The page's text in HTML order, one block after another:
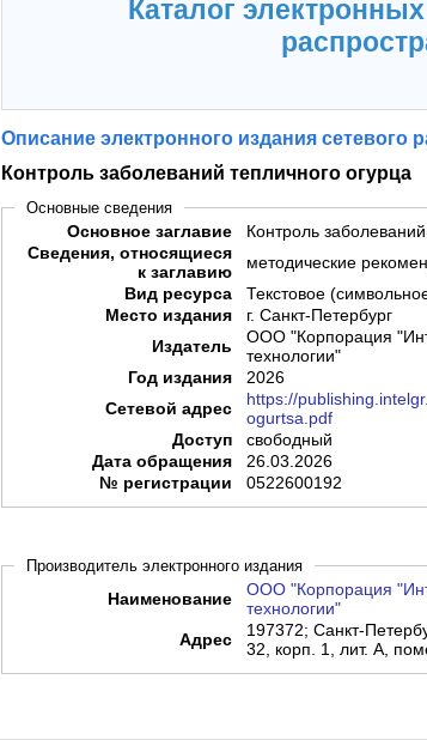
Каталог
Описание электронного издания сетевого
Контроль заболеваний тепличного огурца
Основные сведения
Основное заглавие
Контроль
Сведения, относящиеся
к заглавию
методические
Вид ресурса
Текстовое
Место издания
г. Санкт-Петербург
Издатель
ООО "Корпорация
технологии"
Год издания
2026
Сетевой адрес
https://
ogurtsa.pdf
Доступ
свободный
Дата обращения
26.03.2026
№ регистрации
0522600192
Производитель электронного издания
Наименование
ООО "Корпорация
технологии"
Адрес
197372; Санкт-
32, корп. 1, лит. А,